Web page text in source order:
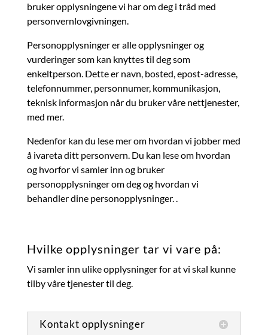
bruker opplysningene vi har om deg i tråd med
personvernlovgivningen.
Personopplysninger er alle opplysninger og
vurderinger som kan knyttes til deg som
enkeltperson. Dette er navn, bosted, epost-adresse,
telefonnummer, personnumer, kommunikasjon,
teknisk informasjon når du bruker våre nettjenester,
med mer.
Nedenfor kan du lese mer om hvordan vi jobber med
å ivareta ditt personvern. Du kan lese om hvordan
og hvorfor vi samler inn og bruker
personopplysninger om deg og hvordan vi
behandler dine personopplysninger..
Hvilke opplysninger tar vi vare på:
Vi samler inn ulike opplysninger for at vi skal kunne
tilby våre tjenester til deg.
Kontakt opplysninger